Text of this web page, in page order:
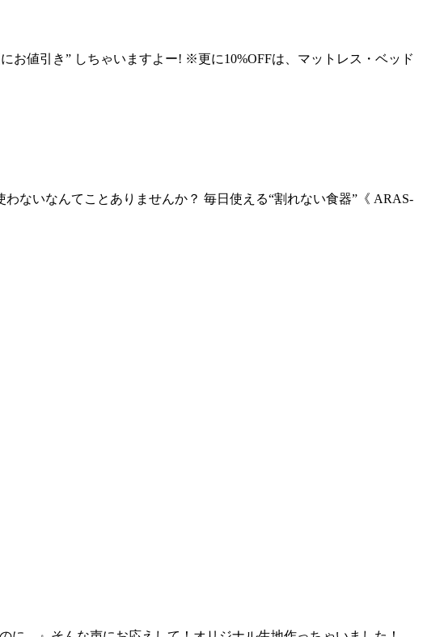
お値引き” しちゃいますよー! ※更に10%OFFは、マットレス・ベッド
ないなんてことありませんか？ 毎日使える“割れない食器”《 ARAS-